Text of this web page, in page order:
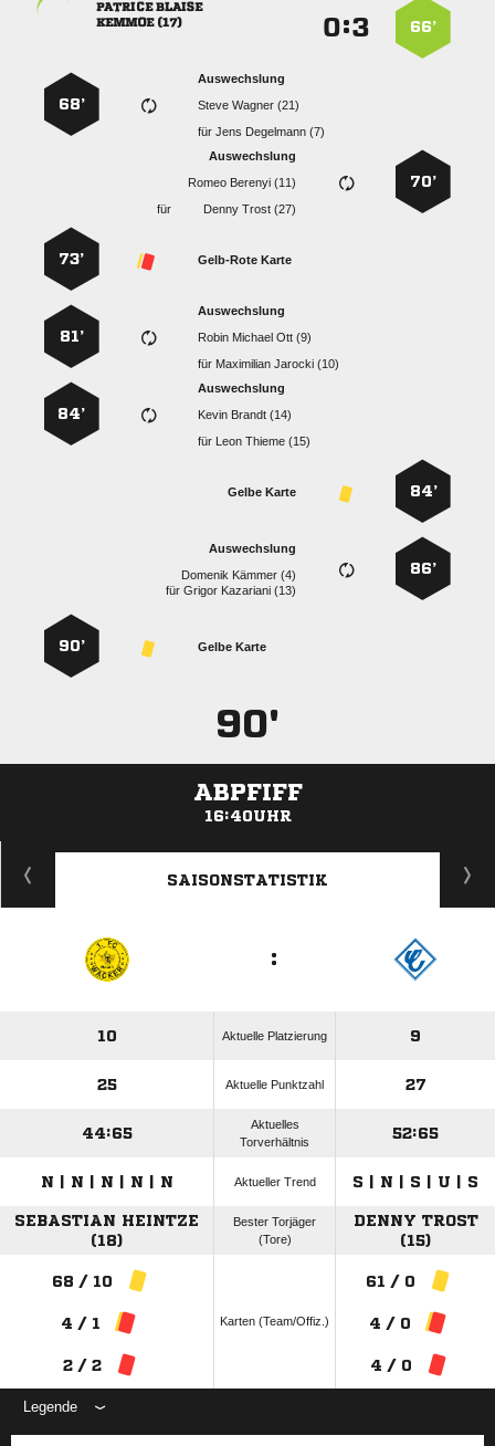
66’
:
 
 
Auswechslung
  
für  
68’
70’
Auswechslung
  
für
  
Gelb-Rote Karte
73’
Auswechslung
   
für   
81’
Auswechslung
  
für   
84’
84’
Gelbe Karte
86’
Auswechslung
  
für  
Gelbe Karte
90’
90'
ABPFIFF
16:40UHR
ANZEIGE
SAISONSTATISTIK
:
10 Aktuelle Platzierung 9
25 Aktuelle Punktzahl 27
44:65
Aktuelles
Torverhältnis
52:65
N | N | N | N | N Aktueller Trend S | N | S | U | S
SEBASTIAN HEINTZE
(18)
Bester Torjäger
(Tore)
DENNY TROST
(15)
68 / 10
4 / 1
2 / 2
Karten (Team/Offiz.)
61 / 0
4 / 0
4 / 0
Legende
ANZEIGE